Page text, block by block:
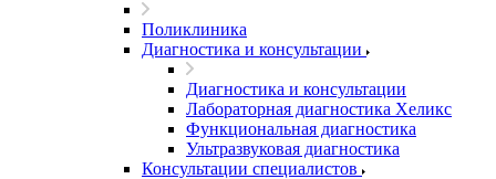
Поликлиника
Диагностика и консультации
Диагностика и консультации
Лабораторная диагностика Хеликс
Функциональная диагностика
Ультразвуковая диагностика
Консультации специалистов